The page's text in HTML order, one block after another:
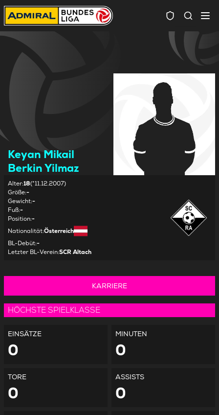
Keyan Mikail
Berkin Yilmaz
Alter:18(*11.12.2007)
Größe:-
Gewicht:-
Fuß:-
Position:-
Nationalität:Österreich
BL-Debüt:-
Letzter BL-Verein:SCR Altach
KARRIERE
HÖCHSTE SPIELKLASSE
EINSÄTZE
0
MINUTEN
0
TORE
0
ASSISTS
0